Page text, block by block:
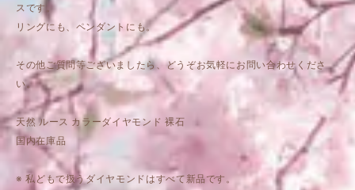
スです。
リングにも、ペンダントにも。
その他ご質問等ございましたら、どうぞお気軽にお問い合わせくださ
い。
天然 ルース カラーダイヤモンド 裸石
国内在庫品
※ 私どもで扱うダイヤモンドはすべて新品です。